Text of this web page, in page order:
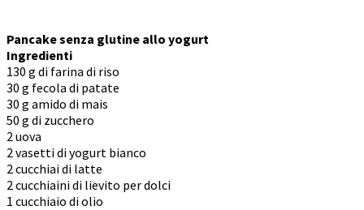
Pancake senza glutine allo yogurt
Ingredienti
130 g di farina di riso
30 g fecola di patate
30 g amido di mais
50 g di zucchero
2 uova
2 vasetti di yogurt bianco
2 cucchiai di latte
2 cucchiaini di lievito per dolci
1 cucchiaio di olio